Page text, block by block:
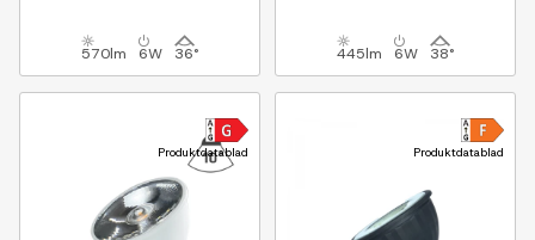
570lm 6W 36° 445lm 6W 38°
Produktdatablad Produktdatablad